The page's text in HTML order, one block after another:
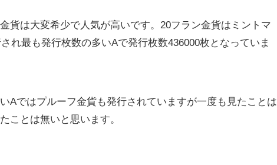
貨は大変希少で人気が高いです。20フラン金貨はミントマ
れ最も発行枚数の多いAで発行枚数436000枚となっていま
Aではプルーフ金貨も発行されていますが一度も見たことは
ことは無いと思います。